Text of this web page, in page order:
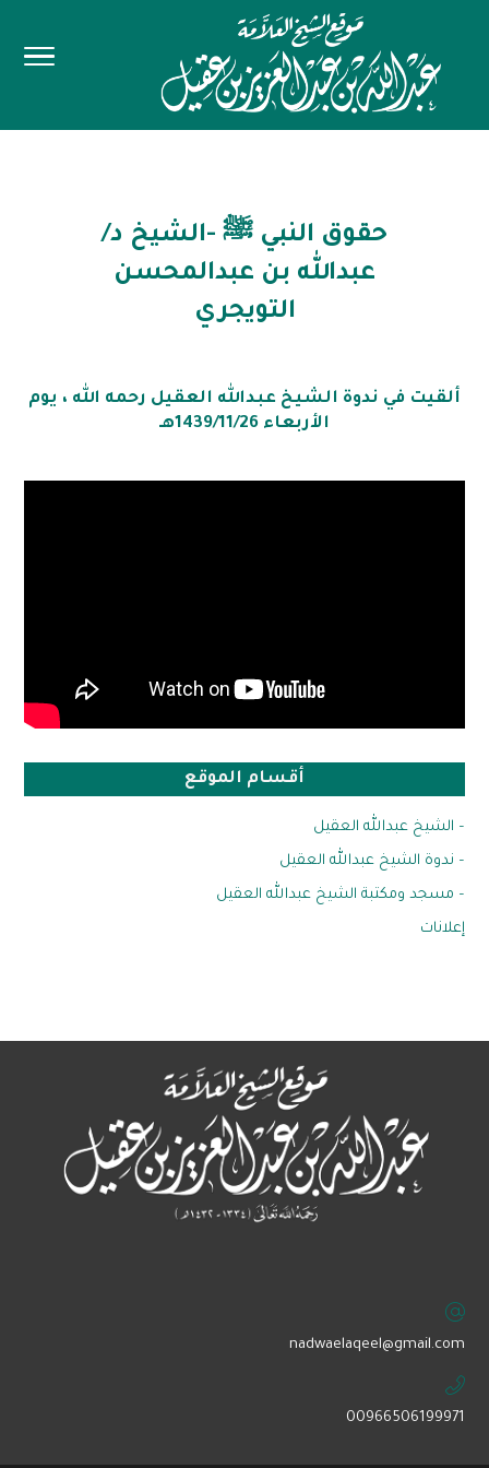
حقوق النبي ﷺ -الشيخ د/
عبدالله بن عبدالمحسن
التويجري
ألقيت في ندوة الشيخ عبدالله العقيل رحمه الله ، يوم
الأربعاء 1439/11/26هـ
أقسام الموقع
– الشيخ عبدالله العقيل
– ندوة الشيخ عبدالله العقيل
– مسجد ومكتبة الشيخ عبدالله العقيل
إعلانات
‏nadwaelaqeel@gmail.com
00966506199971